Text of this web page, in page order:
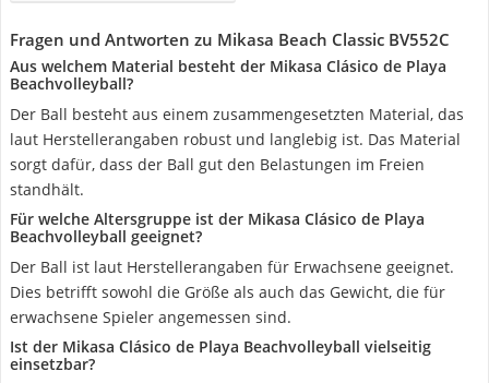
Fragen und Antworten zu Mikasa Beach Classic BV552C
Aus welchem Material besteht der Mikasa Clásico de Playa
Beachvolleyball?
Der Ball besteht aus einem zusammengesetzten Material, das
laut Herstellerangaben robust und langlebig ist. Das Material
sorgt dafür, dass der Ball gut den Belastungen im Freien
standhält.
Für welche Altersgruppe ist der Mikasa Clásico de Playa
Beachvolleyball geeignet?
Der Ball ist laut Herstellerangaben für Erwachsene geeignet.
Dies betrifft sowohl die Größe als auch das Gewicht, die für
erwachsene Spieler angemessen sind.
Ist der Mikasa Clásico de Playa Beachvolleyball vielseitig
einsetzbar?